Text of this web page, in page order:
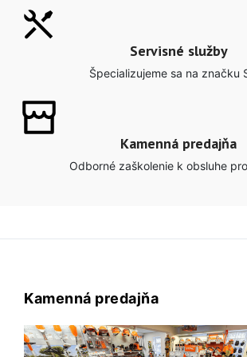
Servisné služby
Špecializujeme sa na značku
Kamenná predajňa
Odborné zaškolenie k obsluhe
Kamenná predajňa